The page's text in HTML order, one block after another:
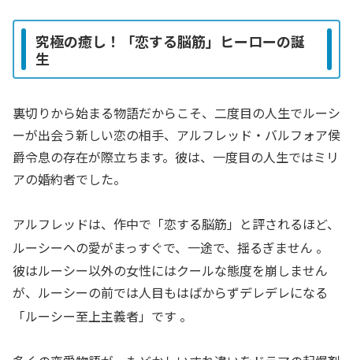
究極の癒し！「恋する脳筋」ヒーローの誕
生
裏切りから始まる物語だからこそ、二度目の人生でルーシ
ーが出会う新しい恋の相手、アルフレッド・バルフォア侯
爵令息の存在が際立ちます。彼は、一度目の人生ではミリ
アの婚約者でした。
アルフレッドは、作中で「恋する脳筋」と評されるほど、
ルーシーへの愛がまっすぐで、一途で、揺るぎません 。
彼はルーシー以外の女性にはクールな態度を崩しません
が、ルーシーの前では人目もはばからずデレデレになる
「ルーシー至上主義者」です 。